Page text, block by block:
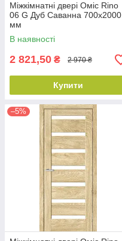
Міжкімнатні двері Оміс Rino
06 G Дуб Саванна 700х2000
мм
В наявності
2 821,50 ₴ 2 970 ₴
Купити
–5%